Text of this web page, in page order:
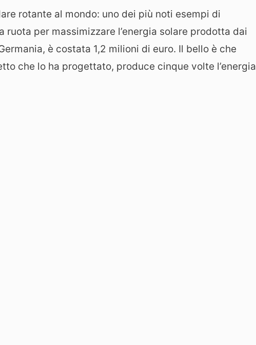
rotante al mondo: uno dei più noti esempi di
ruota per massimizzare l’energia solare prodotta dai
è costata 1,2 milioni di euro. Il bello è che
che lo ha progettato, produce cinque volte l’energia